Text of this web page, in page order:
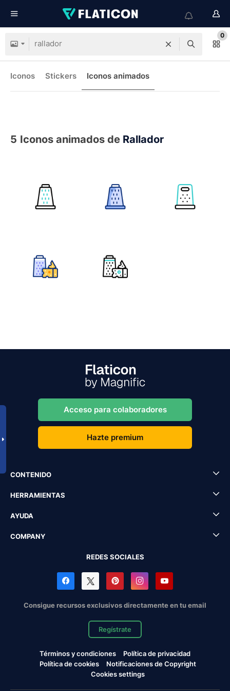
0
Iconos Stickers Iconos animados
5 Iconos animados de Rallador
Acceso para colaboradores
Hazte premium
CONTENIDO
HERRAMIENTAS
AYUDA
COMPANY
REDES SOCIALES
Consigue recursos exclusivos directamente en tu email
Regístrate
Términos y condiciones
Política de privacidad
Política de cookies
Notificaciones de Copyright
Cookies settings